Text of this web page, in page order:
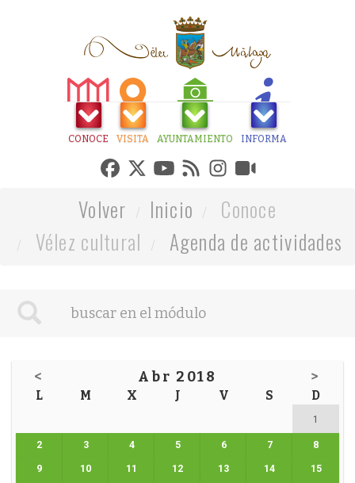
CONOCE VISITA AYUNTAMIENTO INFORMA
Volver Inicio
Conoce
Vélez cultural
Agenda de actividades
< Abr 2018 >
L M X J V S D
1
2 3 4 5 6 7 8
9 10 11 12 13 14 15